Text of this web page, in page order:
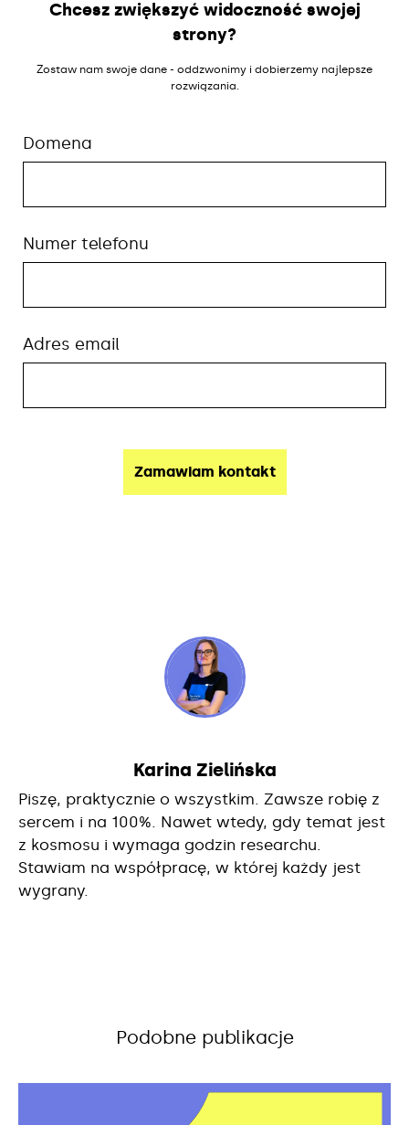
Chcesz zwiększyć widoczność swojej
strony?
Zostaw nam swoje dane - oddzwonimy i dobierzemy najlepsze
rozwiązania.
Domena
Numer telefonu
Adres email
Karina Zielińska
Piszę, praktycznie o wszystkim. Zawsze robię z
sercem i na 100%. Nawet wtedy, gdy temat jest
z kosmosu i wymaga godzin researchu.
Stawiam na współpracę, w której każdy jest
wygrany.
Podobne publikacje